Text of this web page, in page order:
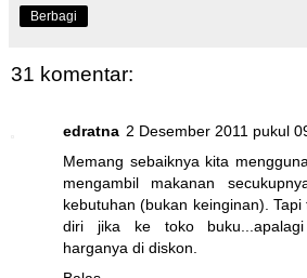
Berbagi
31 komentar:
edratna 2 Desember 2011 pukul
Memang sebaiknya kita
mengambil makanan
kebutuhan (bukan keinginan).
diri jika ke toko
harganya di diskon.